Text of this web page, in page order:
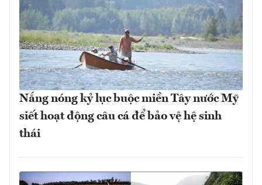
Nắng nóng kỷ lục buộc miền Tây nước Mỹ
siết hoạt động câu cá để bảo vệ hệ sinh
thái